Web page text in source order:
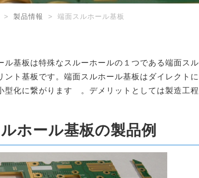
製品情報 端面スルホール基板
ル基板は特殊なスルーホールの１つである端面ス
ント基板です。端面スルホール基板はダイレクト
型化に繋がります 。デメリットとしては製造工
ホール基板の製品例